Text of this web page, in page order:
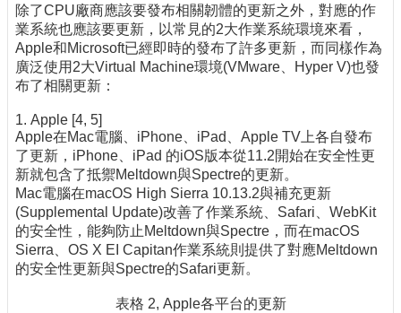
除了CPU廠商應該要發布相關韌體的更新之外，對應的作
業系統也應該要更新，以常見的2大作業系統環境來看，
Apple和Microsoft已經即時的發布了許多更新，而同樣作為
廣泛使用2大Virtual Machine環境(VMware、Hyper V)也發
布了相關更新：
1. Apple [4, 5]
Apple在Mac電腦、iPhone、iPad、Apple TV上各自發布
了更新，iPhone、iPad 的iOS版本從11.2開始在安全性更
新就包含了抵禦Meltdown與Spectre的更新。
Mac電腦在macOS High Sierra 10.13.2與補充更新
(Supplemental Update)改善了作業系統、Safari、WebKit
的安全性，能夠防止Meltdown與Spectre，而在macOS
Sierra、OS X EI Capitan作業系統則提供了對應Meltdown
的安全性更新與Spectre的Safari更新。
表格 2, Apple各平台的更新